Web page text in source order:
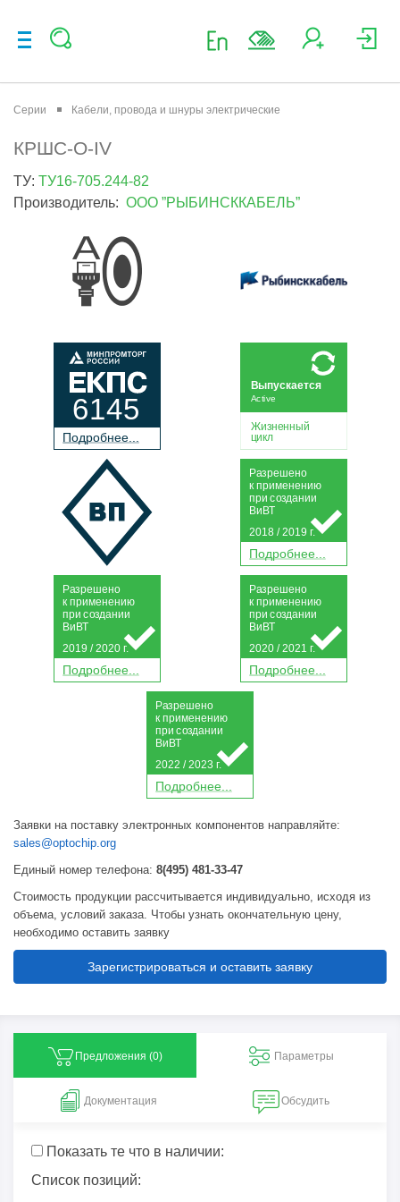
Серии Кабели, провода и шнуры электрические
КРШС-О-IV
ТУ: ТУ16-705.244-82
Производитель: ООО ”РЫБИНСККАБЕЛЬ”
Подробнее...
6145
Жизненный
цикл
Active
Выпускается
Подробнее...
Разрешено
к применению
присоздании
Ви ВТ
2018 / 2019 г.
Подробнее...
Разрешено
к применению
присоздании
Ви ВТ
2019 / 2020 г.
Подробнее...
Разрешено
к применению
присоздании
Ви ВТ
2020 / 2021 г.
Подробнее...
Разрешено
к применению
присоздании
Ви ВТ
2022 / 2023 г.
Заявки на поставку электронных компонентов направляйте:
sales@optochip.org
Единый номер телефона: 8(495) 481-33-47
Стоимость продукции рассчитывается индивидуально, исходя из
объема, условий заказа. Чтобы узнать окончательную цену,
необходимо оставить заявку
Зарегистрироваться и оставить заявку
Предложения (0) Параметры
Документация Обсудить
Показать те что в наличии:
Список позиций: